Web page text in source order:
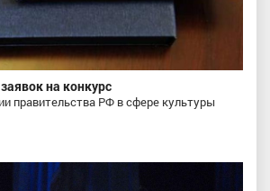
на конкурс
правительства РФ в сфере культуры